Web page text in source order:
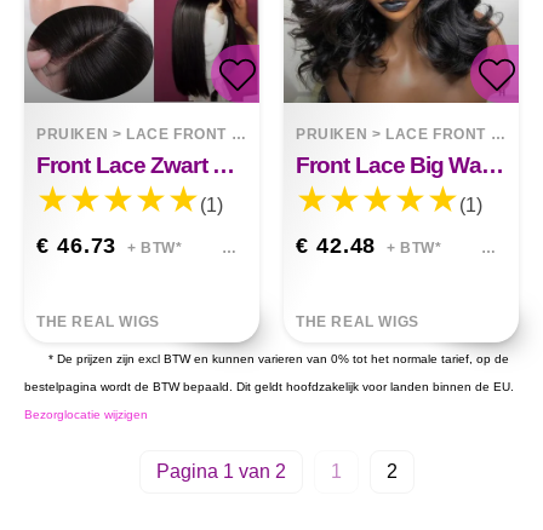
PRUIKEN > LACE FRONT WIGS
Front Lace Zwart Kort Steil Haar Camila
(1)
€ 46.73 + BTW*
THE REAL WIGS
PRUIKEN > LACE FRONT WIGS
Front Lace Big Wave Pruik Abigail
(1)
€ 42.48 + BTW*
THE REAL WIGS
* De prijzen zijn excl BTW en kunnen varieren van 0% tot het normale tarief, op de
bestelpagina wordt de BTW bepaald. Dit geldt hoofdzakelijk voor landen binnen de EU.
Bezorglocatie wijzigen
Pagina 1 van 2 1 2